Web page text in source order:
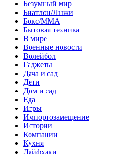
Безумный мир
Биатлон/Лыжи
Бокс/MMA
Бытовая техника
В мире
Военные новости
Волейбол
Гаджеты
Дача и сад
Дети
Дом и сад
Еда
Игры
Импортозамещение
Истории
Компании
Кухня
Лайфхаки